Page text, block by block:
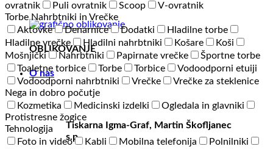
OBLIKOVANJE
O nas
Tiskarna Igma-Graf, Martin Škofljanec
s.p.
ovratnik
Puli ovratnik Scoop
V-ovratnik
Torbe Nahrbtniki in Vrečke
Aktovke
Denarnice Dodatki
Hladilne torbe
Hladilne vrečke
Hladilni nahrbtniki Košare
Koši
Mošnjički
Nahrbtniki Papirnate vrečke
Športne torbe
Toaletne torbice
Torbe Torbice
Vodoodporni etuiji
Vodoodporni nahrbtniki
Vrečke
Vrečke za steklenice
Nega in dobro počutje
Kozmetika
Medicinski izdelki
Ogledala in glavniki
Protistresne žogice
Tehnologija
Foto in video
Kabli Mobilna telefonija
Polnilniki